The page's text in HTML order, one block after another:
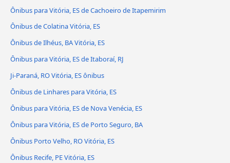
Ônibus para Vitória, ES de Cachoeiro de Itapemirim
Ônibus de Colatina Vitória, ES
Ônibus de Ilhéus, BA Vitória, ES
Ônibus para Vitória, ES de Itaboraí, RJ
Ji-Paraná, RO Vitória, ES ônibus
Ônibus de Linhares para Vitória, ES
Ônibus para Vitória, ES de Nova Venécia, ES
Ônibus para Vitória, ES de Porto Seguro, BA
Ônibus Porto Velho, RO Vitória, ES
Ônibus Recife, PE Vitória, ES